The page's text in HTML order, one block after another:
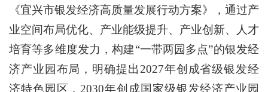
《宜兴市银发经济高质量发展行动方案》，通过产
业空间布局优化、产业能级提升、产业创新、人才
培育等多维度发力，构建“一带两园多点”的银发经
济产业园布局，明确提出2027年创成省级银发经
济特色园区，2030年创成国家级银发经济产业园